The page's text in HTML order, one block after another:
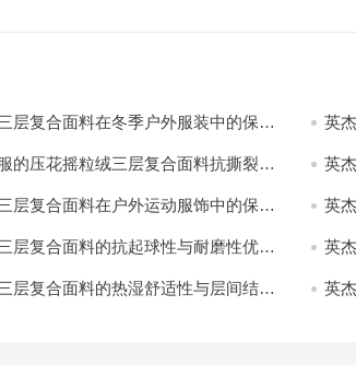
层复合面料在冬季户外服装中的保暖
英
的压花摇粒绒三层复合面料抗撕裂与
英
层复合面料在户外运动服饰中的保暖
英
层复合面料的抗起球性与耐磨性优化
英
层复合面料的热湿舒适性与层间结合
英